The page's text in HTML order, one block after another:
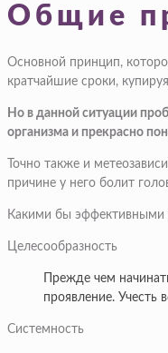
Общие
Основной принцип,
кратчайшие сроки,
Но в данной ситуации
организма и прекрасно
Точно также и
причине у него болит
Какими бы эффективными
Целесообразность
Прежде чем
проявление. Учесть
Системность